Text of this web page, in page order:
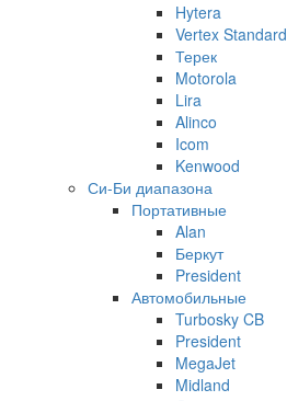
Hytera
Vertex Standard
Терек
Motorola
Lira
Alinco
Icom
Kenwood
Си-Би диапазона
Портативные
Alan
Беркут
President
Автомобильные
Turbosky CB
President
MegaJet
Midland